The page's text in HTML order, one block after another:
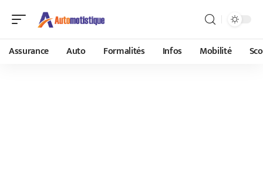
Assurance Auto Formalités Infos Mobilité